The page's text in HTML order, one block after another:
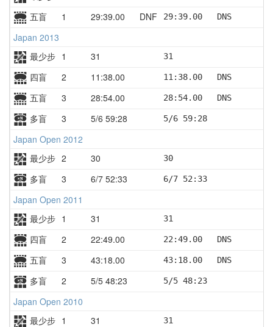
五盲 1 29:39.00 DNF 29:39.00   DNS
Japan 2013
最少步 1 31 31
四盲 2 11:38.00 11:38.00   DNS
五盲 3 28:54.00 28:54.00   DNS
多盲 3 5/6 59:28 5/6 59:28
Japan Open 2012
最少步 2 30 30
多盲 3 6/7 52:33 6/7 52:33
Japan Open 2011
最少步 1 31 31
四盲 2 22:49.00 22:49.00   DNS
五盲 3 43:18.00 43:18.00   DNS
多盲 2 5/5 48:23 5/5 48:23
Japan Open 2010
最少步 1 31 31